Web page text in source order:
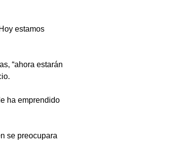
estamos
“ahora estarán
ha emprendido
se preocupara